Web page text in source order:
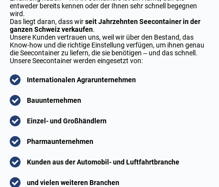
entweder bereits kennen oder der Ihnen sehr schnell begegnen
wird.
Das liegt daran, dass wirseit Jahrzehnten Seecontainer in der
ganzen Schweiz verkaufen.
Unsere Kunden vertrauen uns, weil wir über den Bestand, das
Know-how und die richtige Einstellung verfügen, um ihnen genau
die Seecontainer zu liefern, die sie benötigen – und das schnell.
Unsere Seecontainer werden eingesetzt von:
Internationalen Agrarunternehmen
Bauunternehmen
Einzel- und Großhändlern
Pharmaunternehmen
Kunden aus der Automobil- und Luftfahrtbranche
und vielen weiteren Branchen